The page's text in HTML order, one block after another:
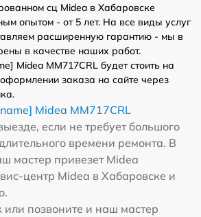
сц Midea в Хабаровске
опытом - от 5 лет. На все виды услуг
расширенную гарантию - мы в
в качестве наших работ.
Midea MM717CRL будет стоить на
заказа на сайте через
Midea MM717CRL
если не требует большого
времени ремонта. В
мастер привезет Midea
центр Midea в Хабаровске и
или позвоните и наш мастер